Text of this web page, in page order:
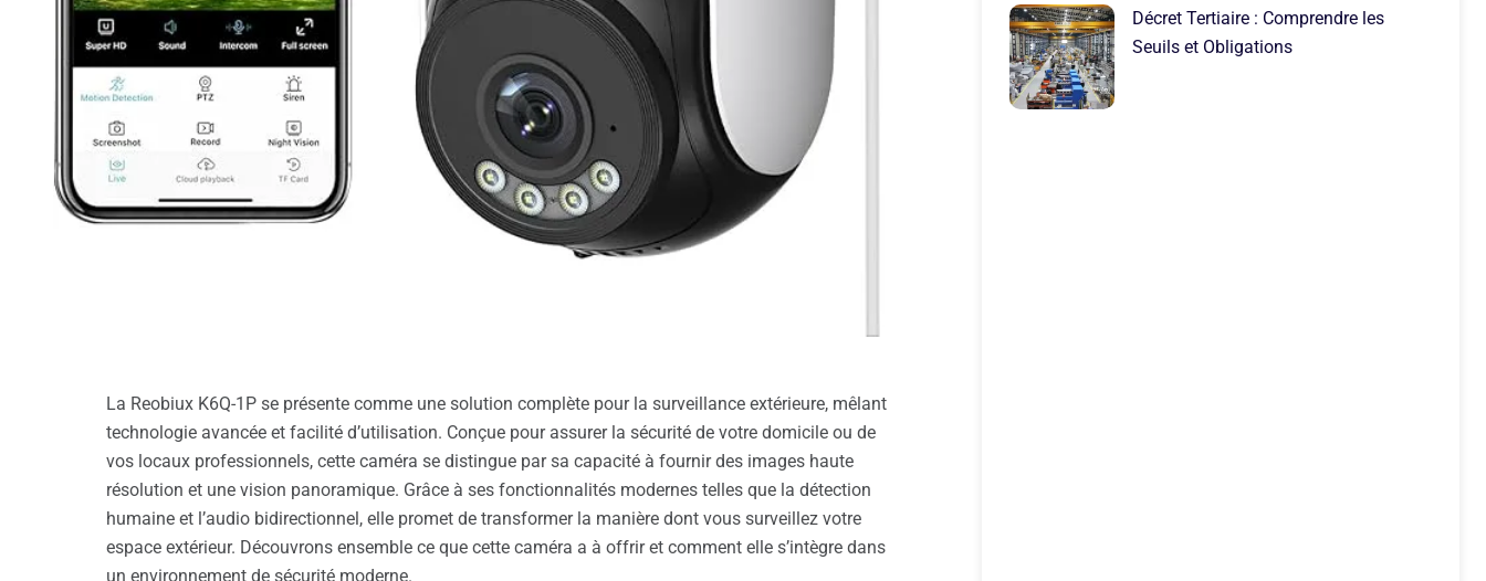
La Reobiux K6Q-1P se présente comme une solution complète pour la surveillance extérieure, mêlant
technologie avancée et facilité d’utilisation. Conçue pour assurer la sécurité de votre domicile ou de
vos locaux professionnels, cette caméra se distingue par sa capacité à fournir des images haute
résolution et une vision panoramique. Grâce à ses fonctionnalités modernes telles que la détection
humaine et l’audio bidirectionnel, elle promet de transformer la manière dont vous surveillez votre
espace extérieur. Découvrons ensemble ce que cette caméra a à offrir et comment elle s’intègre dans
un environnement de sécurité moderne.
Décret Tertiaire : Comprendre les
Seuils et Obligations